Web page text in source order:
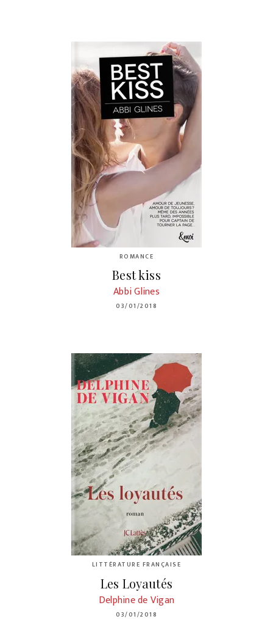
ROMANCE
Best kiss
Abbi Glines
03/01/2018
LITTÉRATURE FRANÇAISE
Les Loyautés
Delphine de Vigan
03/01/2018